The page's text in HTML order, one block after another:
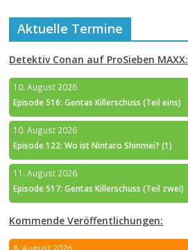
Aktuelle Termine
Detektiv Conan auf ProSieben MAXX:
10. August 2026
Episode 516: Gentas Killerschuss (Teil eins)
10. August 2026
Episode 122: Wo ist Nintaro Shinmei? (1)
11. August 2026
Episode 517: Gentas Killerschuss (Teil zwei)
Kommende Veröffentlichungen: